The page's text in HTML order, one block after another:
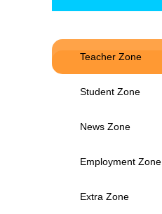
Teacher Zone
Student Zone
News Zone
Employment Zone
Extra Zone